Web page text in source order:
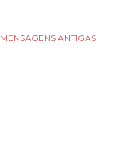
MENSAGENS ANTIGAS